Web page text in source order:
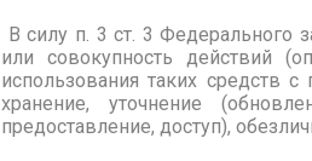
В силу п. 3 ст. 3 Федерального
или совокупность действий
использования таких средств
хранение, уточнение
предоставление, доступ),